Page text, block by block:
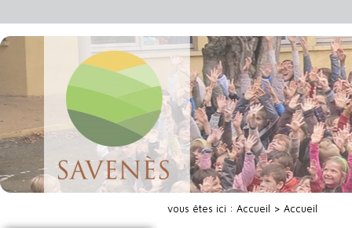
vous êtes ici : Accueil > Accueil